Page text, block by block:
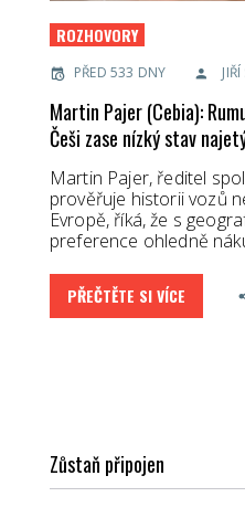
ROZHOVORY
PŘED 533 DNY
Martin Pajer (Cebia):
Češi zase nízký stav
Martin Pajer, ředitel
prověřuje historii vozů
Evropě, říká, že s
preference ohledně
PŘEČTĚTE SI VÍCE
Zůstaň připojen